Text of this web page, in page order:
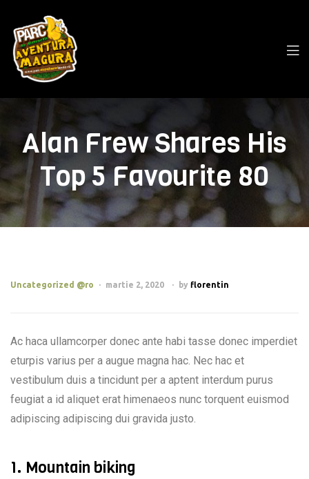
Alan Frew Shares His
Top 5 Favourite 80
Uncategorized @ro martie 2, 2020 by florentin
Ac haca ullamcorper donec ante habi tasse donec imperdiet
eturpis varius per a augue magna hac. Nec hac et
vestibulum duis a tincidunt per a aptent interdum purus
feugiat a id aliquet erat himenaeos nunc torquent euismod
adipiscing adipiscing dui gravida justo.
1. Mountain biking